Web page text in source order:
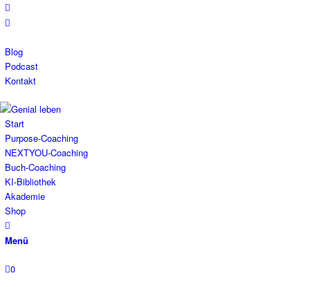
Blog
Podcast
Kontakt
Start
Purpose-Coaching
NEXTYOU-Coaching
Buch-Coaching
KI-Bibliothek
Akademie
Shop
Menü
0